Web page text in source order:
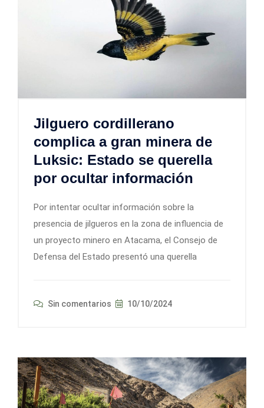
Jilguero cordillerano
complica a gran minera de
Luksic: Estado se querella
por ocultar información
Por intentar ocultar información sobre la
presencia de jilgueros en la zona de influencia de
un proyecto minero en Atacama, el Consejo de
Defensa del Estado presentó una querella
Sin comentarios 10/10/2024